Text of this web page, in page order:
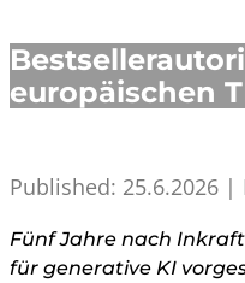
europäischen
Published: 25.6.2026
Fünf Jahre nach
für generative KI